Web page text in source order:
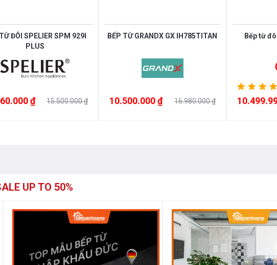
việc nhấn vào phím Pause, bếp sẽ hoạt động trở lại
Invertervượt trội, bếp từ Canzy
định, chức năng ủ ấm được lập trình giữ mức
cho thức ăn luôn nóng mà không bị nguội đi phải
ĐÔI SPELIER SPM 929I
PLUS
₫ 15.500.000 ₫
BẾP TỪ GRANDX GX IH785TITAN
10.500.000 ₫ 16.980.000 ₫
Bếp từ
UP TO 50%